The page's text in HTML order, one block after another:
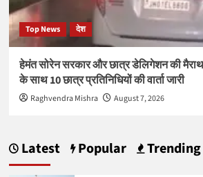
Top News देश
हेमंत सोरेन सरकार और छात्र डेलिगेशन की
के साथ 10 छात्र प्रतिनिधियों की वार्ता जारी
Raghvendra Mishra August 7, 2026
Latest Popular Trending